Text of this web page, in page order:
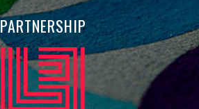
PARTNERSHIP